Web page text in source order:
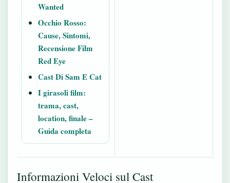
Wanted
Occhio Rosso:
Cause, Sintomi,
Recensione Film
Red Eye
Cast Di Sam E Cat
I girasoli film:
trama, cast,
location, finale –
Guida completa
Informazioni Veloci sul Cast